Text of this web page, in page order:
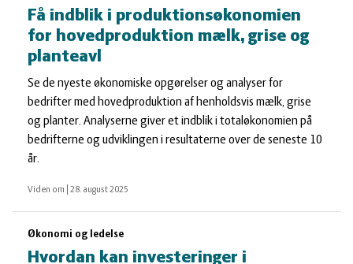
Økonomi
og
ledelse
Øvrige
dyr
ledelse
dyr
Få indblik i produktionsøkonomien
for hovedproduktion mælk, grise og
planteavl
Se de nyeste økonomiske opgørelser og analyser for
bedrifter med hovedproduktion af henholdsvis mælk, grise
og planter. Analyserne giver et indblik i totaløkonomien på
bedrifterne og udviklingen i resultaterne over de seneste 10
år.
Viden om 28. august 2025
Økonomi og ledelse
Hvordan kan investeringer i